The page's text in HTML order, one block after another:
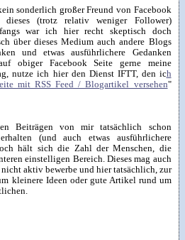
sonderlich großer Freund von Facebook
(trotz relativ weniger Follower)
war ich hier recht skeptisch doch
über dieses Medium auch andere Blogs
und etwas ausführlichere Gedanken
obiger Facebook Seite gerne meine
nutze ich hier den Dienst IFTT, den ich
mit RSS Feed / Blogartikel versehen"
Beiträgen von mir tatsächlich schon
(und auch etwas ausführlichere
hält sich die Zahl der Menschen, die
einstelligen Bereich. Dieses mag auch
aktiv bewerbe und hier tatsächlich, zur
kleinere Ideen oder gute Artikel rund um